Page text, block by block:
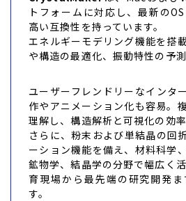
トフォームに対応し、最新の
高い互換性を持っています。
エネルギーモデリング機能を搭
や構造の最適化、振動特性の予測
ユーザーフレンドリーなインタ
作やアニメーション化も容易。
理解し、構造解析と可視化の効率
さらに、粉末および単結晶の回
ーション機能を備え、材料科学
鉱物学、結晶学の分野で幅広く
育現場から最先端の研究開発
す。